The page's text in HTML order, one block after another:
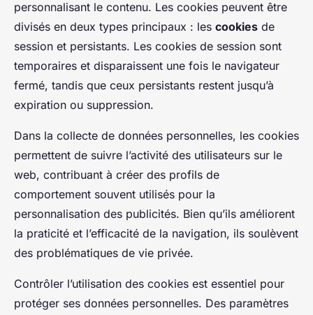
personnalisant le contenu. Les cookies peuvent être
divisés en deux types principaux : les cookies de
session et persistants. Les cookies de session sont
temporaires et disparaissent une fois le navigateur
fermé, tandis que ceux persistants restent jusqu’à
expiration ou suppression.
Dans la collecte de données personnelles, les cookies
permettent de suivre l’activité des utilisateurs sur le
web, contribuant à créer des profils de
comportement souvent utilisés pour la
personnalisation des publicités. Bien qu’ils améliorent
la praticité et l’efficacité de la navigation, ils soulèvent
des problématiques de vie privée.
Contrôler l’utilisation des cookies est essentiel pour
protéger ses données personnelles. Des paramètres